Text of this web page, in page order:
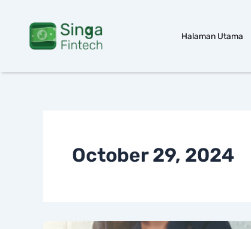
content
Halaman Utama
October 29, 2024